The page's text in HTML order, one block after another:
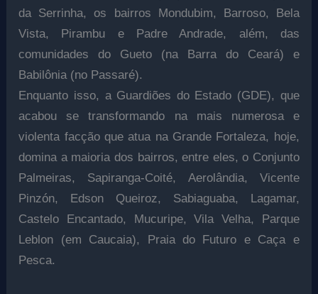
da Serrinha, os bairros Mondubim, Barroso, Bela
Vista, Pirambu e Padre Andrade, além, das
comunidades do Gueto (na Barra do Ceará) e
Babilônia (no Passaré).
Enquanto isso, a Guardiões do Estado (GDE), que
acabou se transformando na mais numerosa e
violenta facção que atua na Grande Fortaleza, hoje,
domina a maioria dos bairros, entre eles, o Conjunto
Palmeiras, Sapiranga-Coité, Aerolândia, Vicente
Pinzón, Edson Queiroz, Sabiaguaba, Lagamar,
Castelo Encantado, Mucuripe, Vila Velha, Parque
Leblon (em Caucaia), Praia do Futuro e Caça e
Pesca.